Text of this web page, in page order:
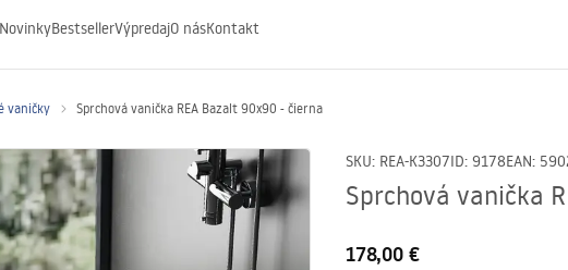
NovinkyBestsellerVýpredajO násKontakt
vaničky Sprchová vanička REA Bazalt 90x90 - čierna
SKU: REA-K3307ID: 9178EAN:
Sprchová vanička
178,00 €